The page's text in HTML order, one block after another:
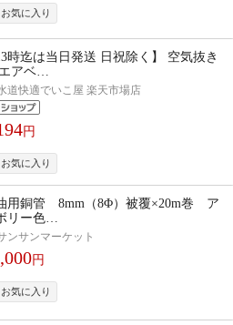
時迄は当日発送 日祝除く】 空気抜き
アベ…
道快適でいこ屋 楽天市場店
円
用銅管 8mm（8Φ）被覆×20m巻 ア
リー色…
ンサンマーケット
円